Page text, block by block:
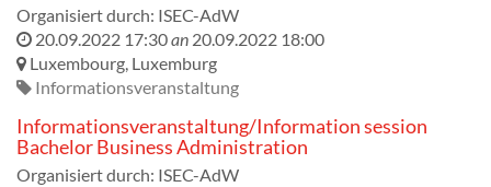
Organisiert durch: ISEC-AdW
20.09.2022 17:30an 20.09.2022 18:00
Luxembourg, Luxemburg
Informationsveranstaltung
Informationsveranstaltung/Information session
Bachelor Business Administration
Organisiert durch: ISEC-AdW